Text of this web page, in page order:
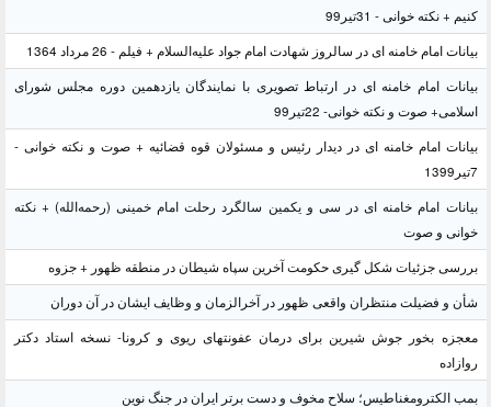
کنیم + نکته خوانی - 31تیر99
بیانات امام خامنه ای در سالروز شهادت امام جواد علیه‌السلام + فیلم - 26 مرداد 1364
بیانات امام خامنه ای در ارتباط تصویری با نمایندگان یازدهمین دوره مجلس شورای
اسلامی+ صوت و نکته خوانی- 22تیر99
بیانات امام خامنه ای در دیدار رئیس و مسئولان قوه قضائیه + صوت و نکته خوانی -
7تیر1399
بیانات امام خامنه ای در سی و یکمین سالگرد رحلت امام خمینی (رحمه‌الله) + نکته
خوانی و صوت
بررسی جزئیات شکل گیری حکومت آخرین سپاه شیطان در منطقه ظهور + جزوه
شأن و فضیلت منتظران واقعی ظهور در آخرالزمان و وظایف ایشان در آن دوران
معجزه بخور جوش شیرین برای درمان عفونتهای ریوی و کرونا- نسخه استاد دکتر
روازاده
بمب الکترومغناطیس؛ سلاح مخوف و دست برتر ایران در جنگ نوین